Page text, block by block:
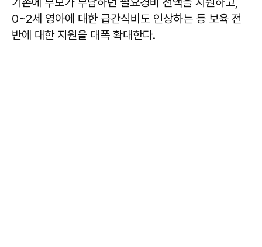
0~2세 영아에 대한 급간식비도 인상하는 등 보육 전
반에 대한 지원을 대폭 확대한다.